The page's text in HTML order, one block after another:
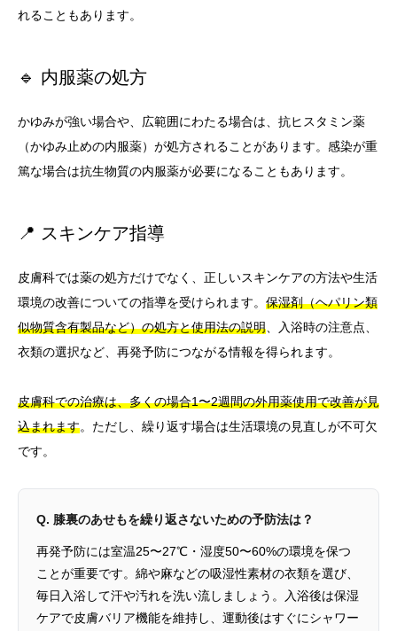
れることもあります。
🔹 内服薬の処方
かゆみが強い場合や、広範囲にわたる場合は、抗ヒスタミン薬
（かゆみ止めの内服薬）が処方されることがあります。感染が重
篤な場合は抗生物質の内服薬が必要になることもあります。
📍 スキンケア指導
皮膚科では薬の処方だけでなく、正しいスキンケアの方法や生活
環境の改善についての指導を受けられます。 保湿剤（ヘパリン類
似物質含有製品など）の処方と使用法の説明 、入浴時の注意点、
衣類の選択など、再発予防につながる情報を得られます。
皮膚科での治療は、多くの場合1〜2週間の外用薬使用で改善が見
込まれます。ただし、繰り返す場合は生活環境の見直しが不可欠
です。
Q. 膝裏のあせもを繰り返さないための予防法は？
再発予防には室温25〜27℃・湿度50〜60%の環境を保つ
ことが重要です。綿や麻などの吸湿性素材の衣類を選び、
毎日入浴して汗や汚れを洗い流しましょう。入浴後は保湿
ケアで皮膚バリア機能を維持し、運動後はすぐにシャワー